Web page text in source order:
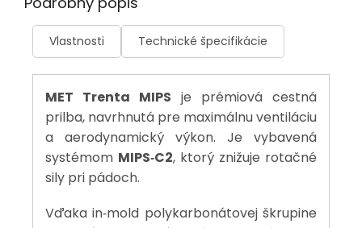
Vlastnosti Technické špecifikácie
MET Trenta MIPS je prémiová cestná
prilba, navrhnutá pre maximálnu ventiláciu
a aerodynamický výkon. Je vybavená
systémom MIPS‑C2, ktorý znižuje rotačné
sily pri pádoch.
Vďaka in‑mold polykarbonátovej škrupine